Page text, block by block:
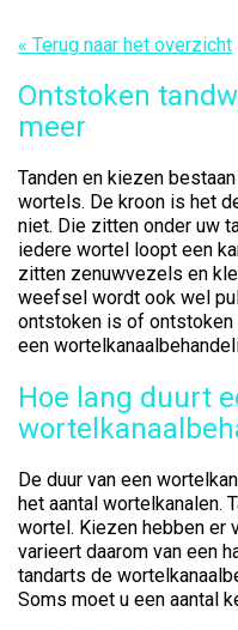
« Terug naar het overzicht
Ontstoken
meer
Tanden en kiezen
wortels. De kroon is het
niet. Die zitten onder uw
iedere wortel loopt een
zitten zenuwvezels en
weefsel wordt ook wel
ontstoken is of
een
Hoe lang duurt
De duur van een
het aantal wortelkanalen.
wortel. Kiezen hebben er
varieert daarom van een
tandarts de
Soms moet u een aantal